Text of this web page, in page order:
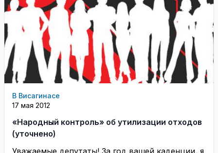
В Висагинасе
17 мая 2012
«Народный контроль» об утилизации отходов
(уточнено)
Уважаемые депутаты! За год вашей каденции, я